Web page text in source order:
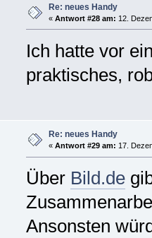
Re: neues Handy
« Antwort #28 am: 12.
Ich hatte vor
praktisches,
Re: neues Handy
« Antwort #29 am: 17.
Über Bild.de
Ansonsten